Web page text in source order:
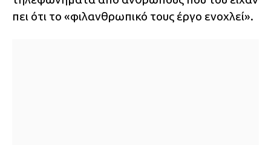
πει ότι το «φιλανθρωπικό τους έργο ενοχλεί».